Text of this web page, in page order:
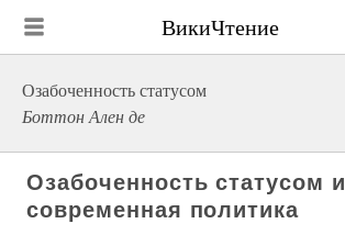
ВикиЧтение
Озабоченность статусом
Боттон Ален де
Озабоченность статусом и
современная политика